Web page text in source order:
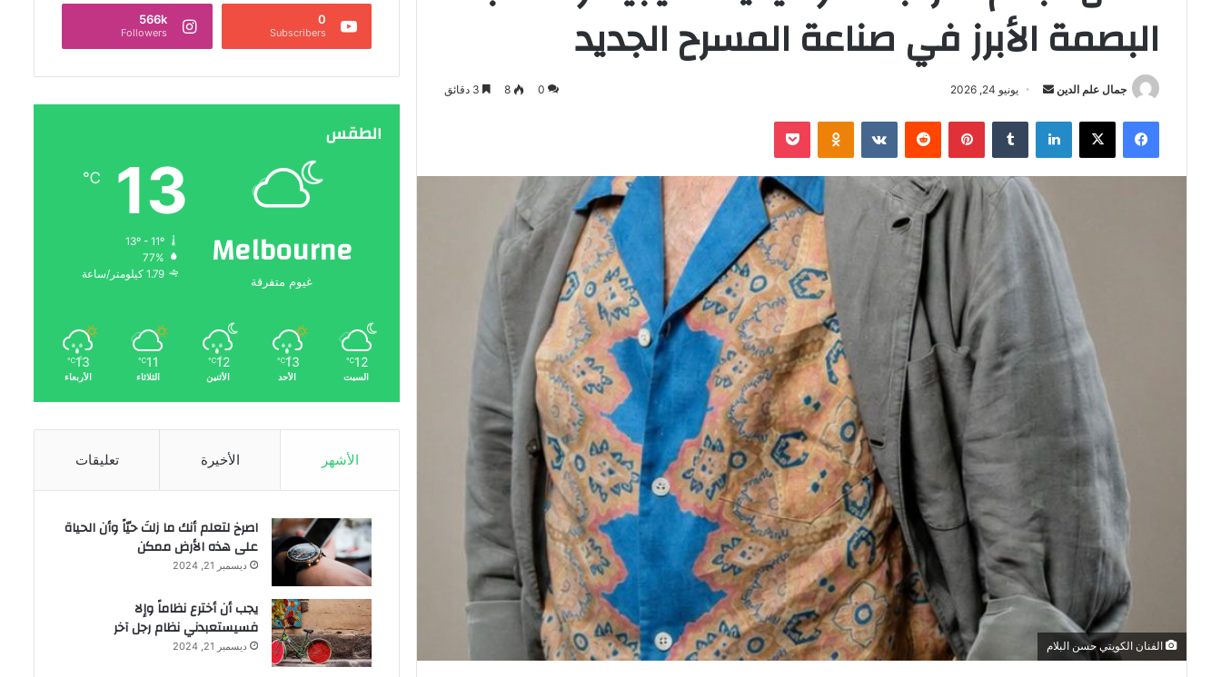
البصمة الأبرز في صناعة المسرح الجديد
جمال علم الدين
أرسل
إلكترونيا
يونيو 24, 2026 0
8 3 دقائق
فيسبوك ‫X لينكدإن بينتيريست Odnoklassniki
‫Pocket
الفنان الكويتي حسن البلام
0
Subscribers
566k
Followers
الطقس
Melbourne
غيوم متفرقة
13
℃
13º - 11º
77%
1.79 كيلومتر/ساعة
12
℃
السبت
13
℃
الأحد
12
℃
الأثنين
11
℃
الثلاثاء
13
℃
الأربعاء
الأشهر الأخيرة تعليقات
‫اصرخ لتعلم أنك ما زلتَ حيّاً وأن الحياة
على هذه الأرض ممكن
ديسمبر 21, 2024
يجب أن أخترع نظاماً وإلا
فسيستعبدني نظام رجل آخر
ديسمبر 21, 2024